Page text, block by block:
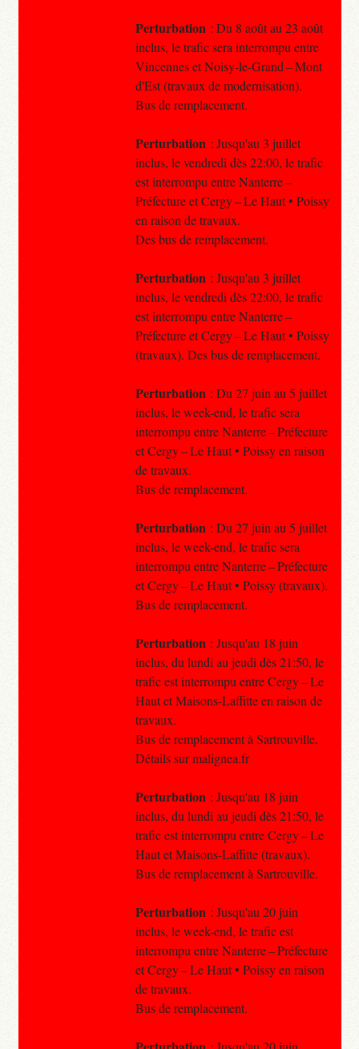
Perturbation : Du 8 août au 23 août
inclus, le trafic sera interrompu entre
Vincennes et Noisy-le-Grand – Mont
d'Est (travaux de modernisation).
Bus de remplacement.
Perturbation : Jusqu'au 3 juillet
inclus, le vendredi dès 22:00, le trafic
est interrompu entre Nanterre –
Préfecture et Cergy – Le Haut • Poissy
en raison de travaux.
Des bus de remplacement.
Perturbation : Jusqu'au 3 juillet
inclus, le vendredi dès 22:00, le trafic
est interrompu entre Nanterre –
Préfecture et Cergy – Le Haut • Poissy
(travaux). Des bus de remplacement.
Perturbation : Du 27 juin au 5 juillet
inclus, le week-end, le trafic sera
interrompu entre Nanterre – Préfecture
et Cergy – Le Haut • Poissy en raison
de travaux.
Bus de remplacement.
Perturbation : Du 27 juin au 5 juillet
inclus, le week-end, le trafic sera
interrompu entre Nanterre – Préfecture
et Cergy – Le Haut • Poissy (travaux).
Bus de remplacement.
Perturbation : Jusqu'au 18 juin
inclus, du lundi au jeudi dès 21:50, le
trafic est interrompu entre Cergy – Le
Haut et Maisons-Laffitte en raison de
travaux.
Bus de remplacement à Sartrouville.
Détails sur malignea.fr
Perturbation : Jusqu'au 18 juin
inclus, du lundi au jeudi dès 21:50, le
trafic est interrompu entre Cergy – Le
Haut et Maisons-Laffitte (travaux).
Bus de remplacement à Sartrouville.
Perturbation : Jusqu'au 20 juin
inclus, le week-end, le trafic est
interrompu entre Nanterre – Préfecture
et Cergy – Le Haut • Poissy en raison
de travaux.
Bus de remplacement.